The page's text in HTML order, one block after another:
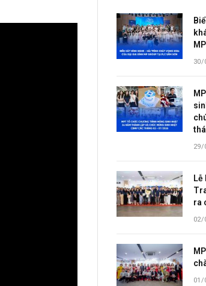
30/
29/
Lễ
ra
02/
01/